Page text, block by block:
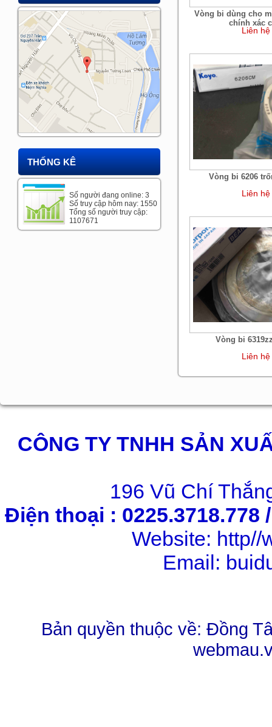
THỐNG KÊ
Số người đang online: 3
Số truy cập hôm nay: 1550
Tổng số người truy cập:
1107671
Vòng bi dùng cho
chính xác
Liên hệ
Vòng bi 6206
Liên hệ
Vòng bi
Liên hệ
CÔNG TY TNHH SẢN
196 Vũ Chí
Điện thoại : 0225.3718.778
Website:
Email:
Bản quyền thuộc về: Đồng